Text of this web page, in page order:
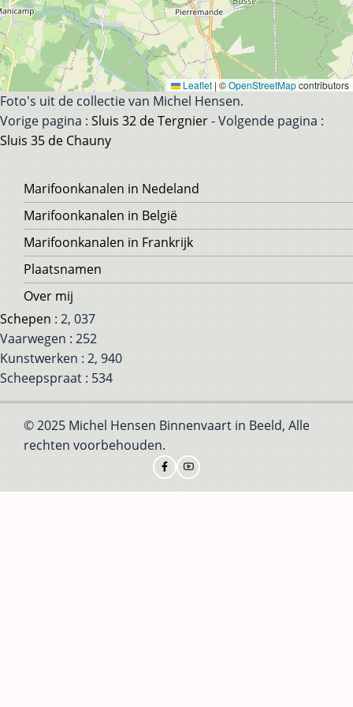
Leaflet | ©OpenStreetMapcontributors
Foto's uit de collectie van Michel Hensen.
Vorige pagina : Sluis 32 de Tergnier- Volgende pagina :
Sluis 35 de Chauny
Voet
Marifoonkanalen in Nedeland
Marifoonkanalen in België
Marifoonkanalen in Frankrijk
Plaatsnamen
Over mij
Schepen : 2, 037
Vaarwegen : 252
Kunstwerken : 2, 940
Scheepspraat : 534
© 2025 Michel Hensen Binnenvaart in Beeld, Alle
rechten voorbehouden.